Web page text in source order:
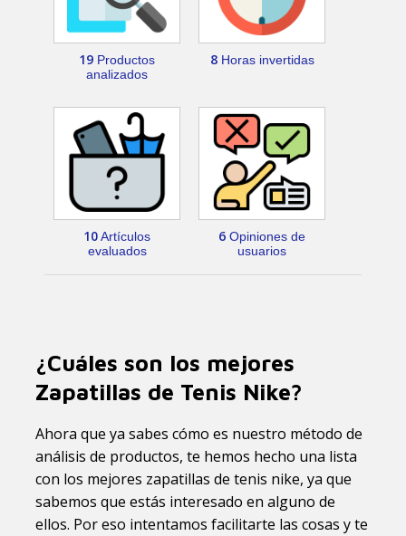
19 Productos
analizados
8Horas invertidas
10Artículos
evaluados
6 Opiniones de
usuarios
¿Cuáles son los mejores
Zapatillas de Tenis Nike?
Ahora que ya sabes cómo es nuestro método de
análisis de productos, te hemos hecho una lista
con los mejores zapatillas de tenis nike, ya que
sabemos que estás interesado en alguno de
ellos. Por eso intentamos facilitarte las cosas y te